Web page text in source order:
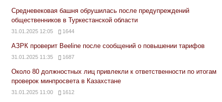
Средневековая башня обрушилась после предупреждений
общественников в Туркестанской области
31.01.2025 12:05 1644
АЗРК проверит Beeline после сообщений о повышении тарифов
31.01.2025 11:35 1687
Около 80 должностных лиц привлекли к ответственности по итогам
проверок минпросвета в Казахстане
31.01.2025 11:00 1612